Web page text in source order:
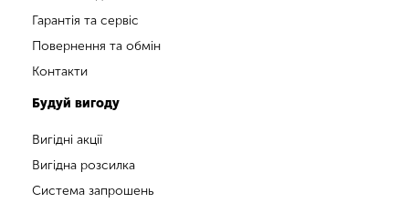
Гарантія та сервіс
Повернення та обмін
Контакти
Будуй вигоду
Вигідні акції
Вигідна розсилка
Система запрошень